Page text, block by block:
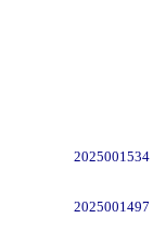
2025001534
2025001497